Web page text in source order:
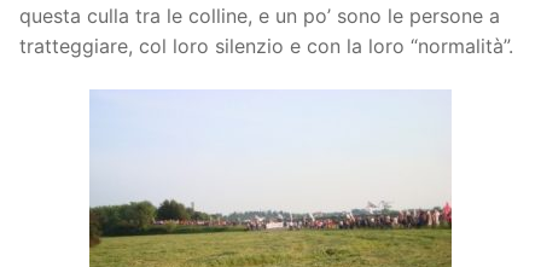
questa culla tra le colline, e un po’ sono le persone a
tratteggiare, col loro silenzio e con la loro “normalità”.